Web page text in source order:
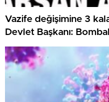
Vazife değişimine 3
Devlet Başkanı: